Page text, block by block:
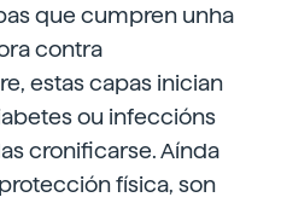
que cumpren unha
contra
estas capas inician
ou infeccións
cronificarse. Aínda
física, son